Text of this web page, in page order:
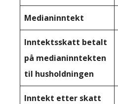
Medianinntekt
Inntektsskatt betalt
på medianinntekten
til husholdningen
Inntekt etter skatt